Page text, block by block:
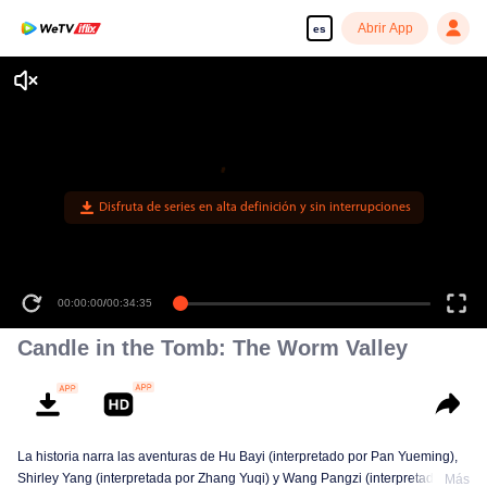
es Abrir App
Disfruta de series en alta definición y sin interrupciones
00:00:00/00:34:35
Candle in the Tomb: The Worm Valley
La historia narra las aventuras de Hu Bayi (interpretado por Pan Yueming),
Shirley Yang (interpretada por Zhang Yuqi) y Wang Pangzi (interpretado por
Más